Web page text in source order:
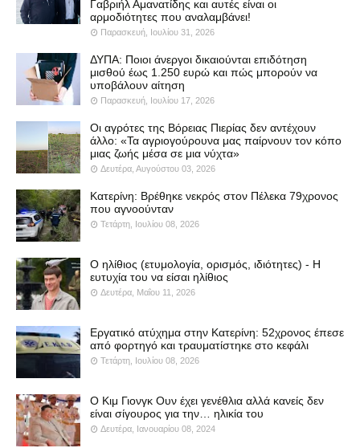
Γαβριήλ Αμανατίδης και αυτές είναι οι
αρμοδιότητες που αναλαμβάνει!
Παρασκευή, Ιουλίου 31, 2026
ΔΥΠΑ: Ποιοι άνεργοι δικαιούνται επιδότηση
μισθού έως 1.250 ευρώ και πώς μπορούν να
υποβάλουν αίτηση
Παρασκευή, Ιουλίου 17, 2026
Οι αγρότες της Βόρειας Πιερίας δεν αντέχουν
άλλο: «Τα αγριογούρουνα μας παίρνουν τον κόπο
μιας ζωής μέσα σε μια νύχτα»
Δευτέρα, Αυγούστου 03, 2026
Κατερίνη: Βρέθηκε νεκρός στον Πέλεκα 79χρονος
που αγνοούνταν
Τετάρτη, Ιουλίου 08, 2026
Ο ηλίθιος (ετυμολογία, ορισμός, ιδιότητες) - Η
ευτυχία του να είσαι ηλίθιος
Δευτέρα, Μαΐου 11, 2026
Εργατικό ατύχημα στην Κατερίνη: 52χρονος έπεσε
από φορτηγό και τραυματίστηκε στο κεφάλι
Τετάρτη, Ιουλίου 08, 2026
Ο Κιμ Γιονγκ Ουν έχει γενέθλια αλλά κανείς δεν
είναι σίγουρος για την… ηλικία του
Δευτέρα, Ιανουαρίου 08, 2024